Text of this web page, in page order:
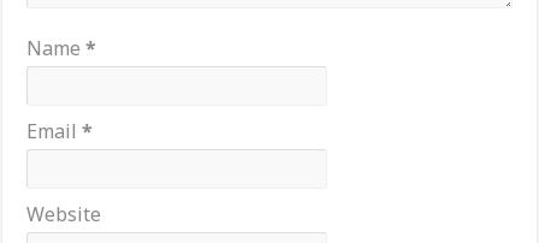
Name*
Email*
Website